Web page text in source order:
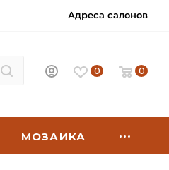
Адреса салонов
0 0
МОЗАИКА